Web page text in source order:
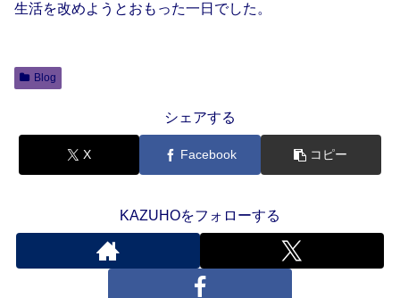
生活を改めようとおもった一日でした。
Blog
シェアする
X Facebook コピー
KAZUHOをフォローする